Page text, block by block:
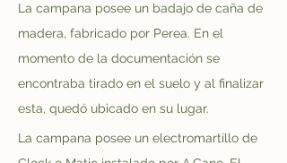
La campana posee un badajo de caña de
madera, fabricado por Perea. En el
momento de la documentación se
encontraba tirado en el suelo y al finalizar
esta, quedó ubicado en su lugar.
La campana posee un electromartillo de